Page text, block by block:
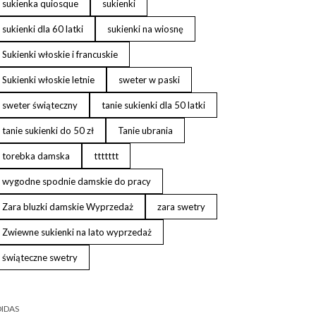
sukienka quiosque sukienki
sukienki dla 60 latki sukienki na wiosnę
Sukienki włoskie i francuskie
Sukienki włoskie letnie sweter w paski
sweter świąteczny tanie sukienki dla 50 latki
tanie sukienki do 50 zł Tanie ubrania
torebka damska ttttttt
wygodne spodnie damskie do pracy
Zara bluzki damskie Wyprzedaż zara swetry
Zwiewne sukienki na lato wyprzedaż
świąteczne swetry